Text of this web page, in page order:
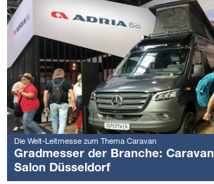
Die Welt-Leitmesse zum Thema Caravan
Gradmesser der Branche: Caravan
Salon Düsseldorf